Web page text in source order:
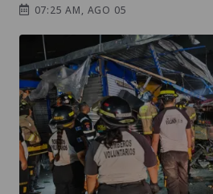
07:25 AM, AGO 05